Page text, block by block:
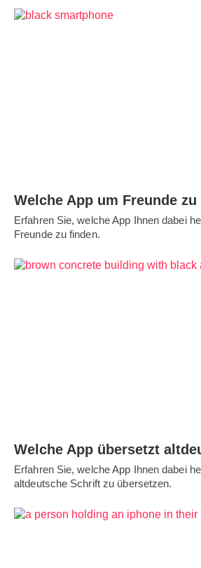
Welche App um Freunde
Erfahren Sie, welche App Ihnen dabei
Freunde zu finden.
Welche App übersetzt
Erfahren Sie, welche App Ihnen dabei
altdeutsche Schrift zu übersetzen.